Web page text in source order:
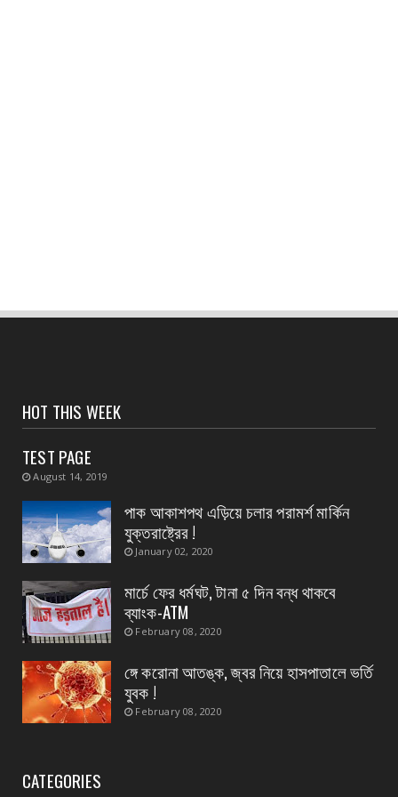
হলদিয়া পুরসভার ওয়ার্ড পুনর্বিন্যাসের পরামর্শ মুখ্যমন্ত্রীর,
সংবাদপত্রের ধার্যকৃত সোনা ও রূপার গহনা দর:
August 07, 2026
August 07, 2026
CONTACT
নৈপুর গ্রাম পঞ্চায়েতে বিজেপির নতুন বোর্ড গঠন, প্রধান
পদে মদ...
August 07, 2026
HOT THIS WEEK
TEST PAGE
August 14, 2019
পাক আকাশপথ এড়িয়ে চলার পরামর্শ মার্কিন
যুক্তরাষ্ট্রের !
January 02, 2020
মার্চে ফের ধর্মঘট, টানা ৫ দিন বন্ধ থাকবে
ব্যাংক-ATM
February 08, 2020
ঙ্গে করোনা আতঙ্ক, জ্বর নিয়ে হাসপাতালে ভর্তি
যুবক !
February 08, 2020
CATEGORIES